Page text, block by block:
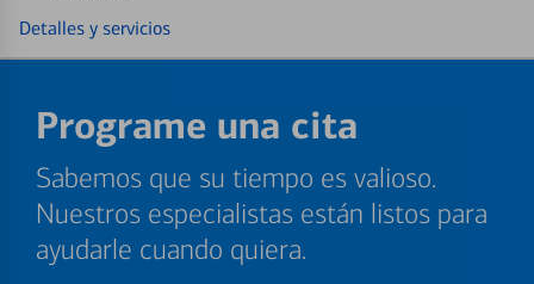
Detalles y servicios
Programe una cita
Sabemos que su tiempo es valioso.
Nuestros especialistas están listos para
ayudarle cuando quiera.